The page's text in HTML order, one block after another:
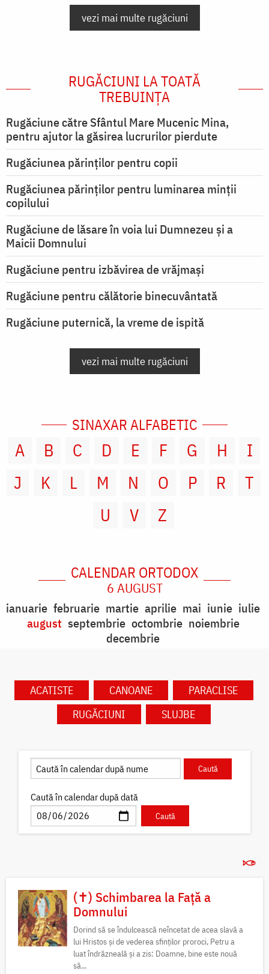
vezi mai multe rugăciuni
RUGĂCIUNI LA TOATĂ
TREBUINȚA
Rugăciune către Sfântul Mare Mucenic Mina,
pentru ajutor la găsirea lucrurilor pierdute
Rugăciunea părinților pentru copii
Rugăciunea părinților pentru luminarea minţii
copilului
Rugăciune de lăsare în voia lui Dumnezeu şi a
Maicii Domnului
Rugăciune pentru izbăvirea de vrăjmași
Rugăciune pentru călătorie binecuvântată
Rugăciune puternică, la vreme de ispită
vezi mai multe rugăciuni
SINAXAR ALFABETIC
A B C D E F G H
I
J
K L M N O P R
T
U
V Z
CALENDAR ORTODOX
6 AUGUST
ianuarie februarie martie aprilie mai iunie iulie
august septembrie octombrie noiembrie
decembrie
ACATISTE CANOANE
PARACLISE
RUGĂCIUNI
SLUJBE
Caută în calendar după dată
(✝) Schimbarea la Față a
Domnului
Dorind să se îndulcească neîncetat de acea slavă a
lui Hristos și de vederea sfinților proroci, Petru a
luat îndrăzneală și a zis: Doamne, bine este nouă
să...